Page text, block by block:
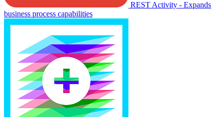
REST Activity - Expands
business process capabilities